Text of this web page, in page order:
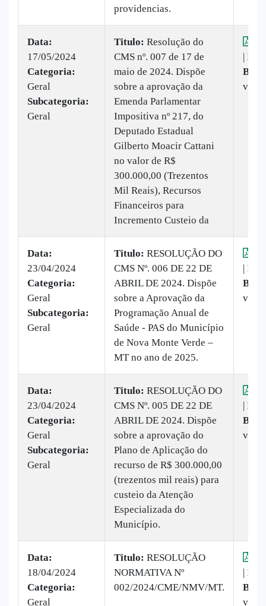
providencias.
Data:
17/05/2024
Categoria:
Geral
Subcategoria:
Geral
Titulo: Resolução do
CMS nº. 007 de 17 de
maio de 2024. Dispõe
sobre a aprovação da
Emenda Parlamentar
Impositiva nº 217, do
Deputado Estadual
Gilberto Moacir Cattani
no valor de R$
300.000,00 (Trezentos
Mil Reais), Recursos
Financeiros para
Incremento Custeio da
|
vezes
Data:
23/04/2024
Categoria:
Geral
Subcategoria:
Geral
Titulo: ​RESOLUÇÃO DO
CMS Nº. 006 DE 22 DE
ABRIL DE 2024. Dispõe
sobre a Aprovação da
Programação Anual de
Saúde - PAS do Município
de Nova Monte Verde –
MT no ano de 2025.
|
vezes
Data:
23/04/2024
Categoria:
Geral
Subcategoria:
Geral
Titulo: ​RESOLUÇÃO DO
CMS Nº. 005 DE 22 DE
ABRIL DE 2024. Dispõe
sobre a aprovação do
Plano de Aplicação do
recurso de R$ 300.000,00
(trezentos mil reais) para
custeio da Atenção
Especializada do
Município.
|
vezes
Data:
18/04/2024
Categoria:
Geral
Titulo: ​RESOLUÇÃO
NORMATIVA Nº
002/2024/CME/NMV/MT.
|
vezes